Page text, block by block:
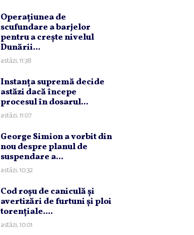
Operaţiunea de
scufundare a barjelor
pentru a creşte nivelul
Dunării...
astăzi, 11:38
Instanţa supremă decide
astăzi dacă începe
procesul în dosarul...
astăzi, 11:07
George Simion a vorbit din
nou despre planul de
suspendare a...
astăzi, 10:32
Cod roşu de caniculă şi
avertizări de furtuni şi ploi
torenţiale....
astăzi, 10:01